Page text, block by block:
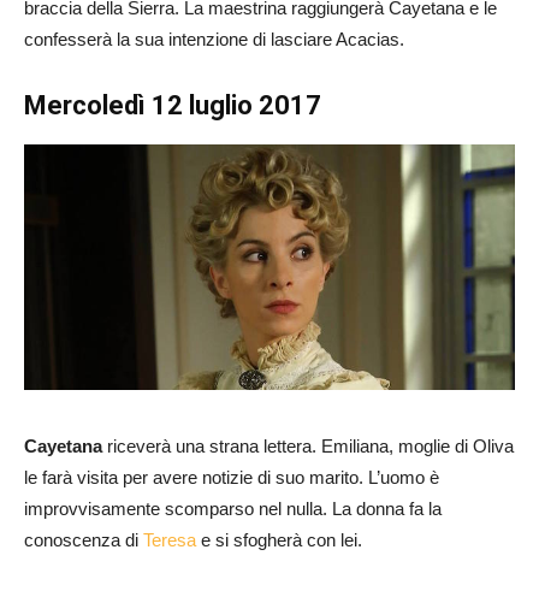
braccia della Sierra. La maestrina raggiungerà Cayetana e le
confesserà la sua intenzione di lasciare Acacias.
Mercoledì 12 luglio 2017
Cayetanariceverà una strana lettera. Emiliana, moglie di Oliva
le farà visita per avere notizie di suo marito. L’uomo è
improvvisamente scomparso nel nulla. La donna fa la
conoscenza di Teresa e si sfogherà con lei.